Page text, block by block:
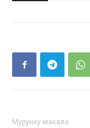
Мурунку макала